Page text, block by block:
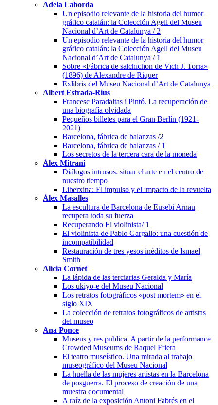
Adela Laborda
Un episodio relevante de la historia del humor
gráfico catalán: la Colección Agell del Museu
Nacional d’Art de Catalunya / 2
Un episodio relevante de la historia del humor
gráfico catalán: la Colección Agell del Museu
Nacional d’Art de Catalunya / 1
Sobre «Fábrica de salchichon de Vich J. Torra»
(1896) de Alexandre de Riquer
Exlibris del Museu Nacional d’Art de Catalunya
Albert Estrada-Rius
Francesc Paradaltas i Pintó. La recuperación de
una biografía olvidada
Pequeños billetes para el Gran Berlín (1921-
2021)
Barcelona, fábrica de balanzas /2
Barcelona, fábrica de balanzas / 1
Los secretos de la tercera cara de la moneda
Àlex Mitrani
Diálogos intrusos: situar el arte en el centro de
nuestro tiempo
Liberxina: El impulso y el impacto de la revuelta
Àlex Masalles
La escultura de Barcelona de Eusebi Arnau
recupera toda su fuerza
Recuperando El violinista/ 1
El violinista de Pablo Gargallo: una cuestión de
incompatibilidad
Restauración de tres yesos inéditos de Ismael
Smith
Alícia Cornet
La lápida de las terciarias Geralda y María
Los ukiyo-e del Museu Nacional
Los retratos fotográficos «post mortem» en el
siglo XIX
La colección de retratos fotográficos de artistas
del museo
Ana Ponce
Museus y res publica. A partir de la performance
Crowded Museums de Raquel Friera
El teatro museístico. Una mirada al trabajo
museográfico del Museu Nacional
La huella de las mujeres artistas en la Barcelona
de posguerra. El proceso de creación de una
muestra documental
A raíz de la exposición Antoni Fabrés en el